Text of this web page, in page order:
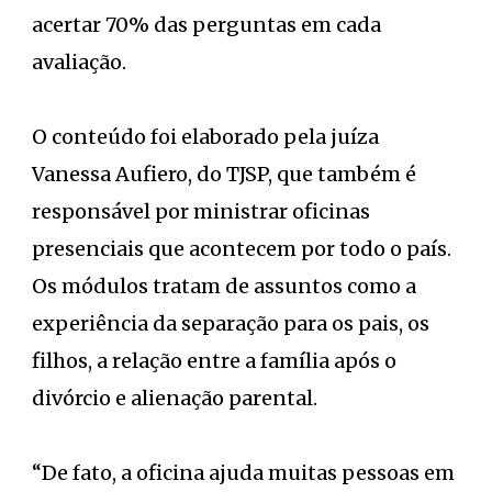
acertar 70% das perguntas em cada
avaliação.
O conteúdo foi elaborado pela juíza
Vanessa Aufiero, do TJSP, que também é
responsável por ministrar oficinas
presenciais que acontecem por todo o país.
Os módulos tratam de assuntos como a
experiência da separação para os pais, os
filhos, a relação entre a família após o
divórcio e alienação parental.
“De fato, a oficina ajuda muitas pessoas em